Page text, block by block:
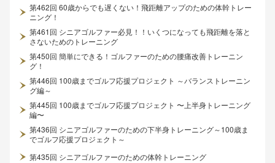
第462回 60歳からでも遅くない！飛距離アップのための体幹トレー
ニング！
第461回 シニアゴルファー必見！！いくつになっても飛距離を落と
さないためのトレーニング
第450回 簡単にできる！ゴルファーのための腰痛改善トレーニン
グ！
第446回 100歳までゴルフ応援プロジェクト ～バランストレーニン
グ編～
第445回 100歳までゴルフ応援プロジェクト 〜上半身トレーニング
編〜
第436回 シニアゴルファーのための下半身トレーニング～100歳ま
でゴルフ応援プロジェクト～
第435回 シニアゴルファーのための体幹トレーニング